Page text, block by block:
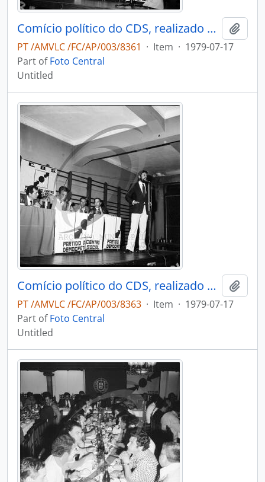
Comício político do CDS, realizado em Oliveira de Azeméis
PT /AMVLC /FC/AP/003/8361 · Item · 1979-07-17
Part ofFoto Central
Untitled
Comício político do CDS, realizado em Oliveira de Azeméis
PT /AMVLC /FC/AP/003/8363 · Item · 1979-07-17
Part ofFoto Central
Untitled